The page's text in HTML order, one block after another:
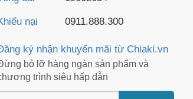
nại 0911.888.300
ký nhận khuyến mãi từ Chiaki.vn
bỏ lỡ hàng ngàn sản phẩm và
trình siêu hấp dẫn